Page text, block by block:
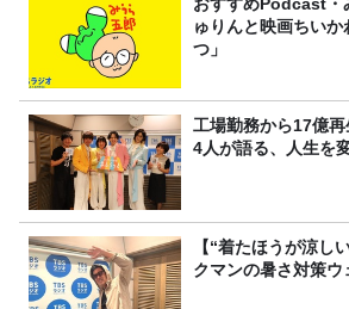
ゅりんと映画ちい
つ」
工場勤務から17億
4人が語る、人生を
【“着たほうが涼し
クマンの暑さ対策ウ